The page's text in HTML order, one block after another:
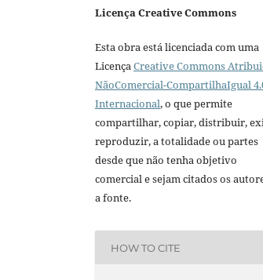
Licença Creative Commons
Esta obra está licenciada com uma
LicençaCreative Commons
NãoComercial-CompartilhaIgual
Internacional, o que permite
compartilhar, copiar, distribuir,
reproduzir, a totalidade ou partes
desde que não tenha objetivo
comercial e sejam citados os
a fonte.
HOW TO CITE